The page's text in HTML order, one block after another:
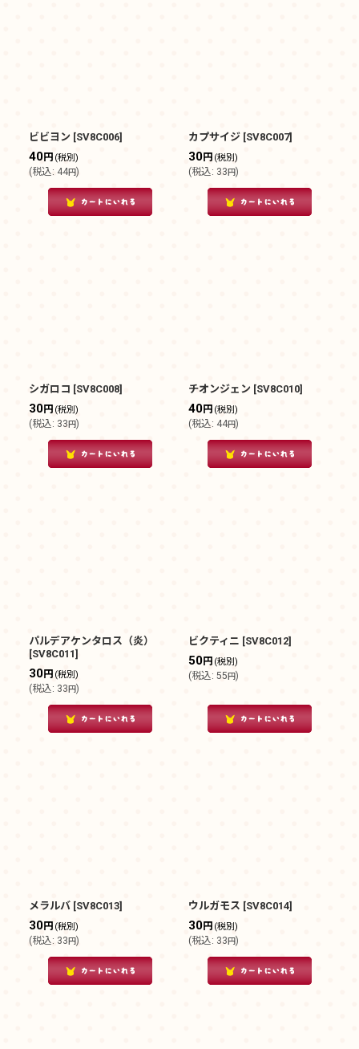
ビビヨン [SV8C006]
40円 (税別)
(税込: 44円)
カプサイジ [SV8C007]
30円 (税別)
(税込: 33円)
シガロコ [SV8C008]
30円 (税別)
(税込: 33円)
チオンジェン [SV8C010]
40円 (税別)
(税込: 44円)
パルデアケンタロス（炎）
[SV8C011]
30円 (税別)
(税込: 33円)
ビクティニ [SV8C012]
50円 (税別)
(税込: 55円)
メラルバ [SV8C013]
30円 (税別)
(税込: 33円)
ウルガモス [SV8C014]
30円 (税別)
(税込: 33円)